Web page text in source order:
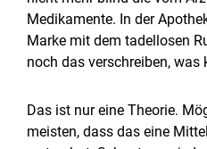
Medikamente. In der
Marke mit dem tadellosen
noch das verschreiben, was
Das ist nur eine Theorie.
meisten, dass das eine